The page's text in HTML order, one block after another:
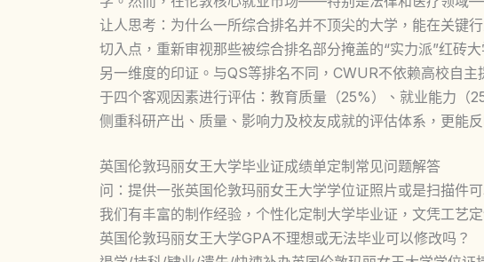
让人思考：为什么一所综合排名并不顶尖的大学，能在关键
切入点，重新审视那些被综合排名部分掩盖的“实力派”红砖
另一维度的印证。与QS等排名不同，CWUR不依赖高校自
于四个客观因素进行评估：教育质量（25%）、就业能力
侧重科研产出、质量、影响力及校友成就的评估体系，更能
英国伦敦玛丽女王大学毕业证成绩单定制常见问题解答
问：提供一张英国伦敦玛丽女王大学学位证照片或是扫描件
我们有丰富的制作经验，个性化定制大学毕业证，文凭工艺
英国伦敦玛丽女王大学GPA不理想或无法毕业可以修改吗？